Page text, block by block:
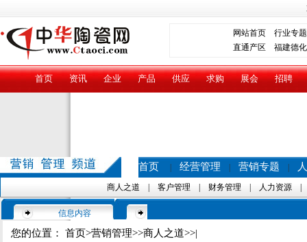
网站首页
行业专题
直通产区 福建德化
首页 资讯 企业 产品 供应 求购 展会 招聘
首页 经营管理 营销专题
商人之道 客户管理 财务管理 人力资源
信息内容
您的位置： 首页>营销管理>>商人之道>>|